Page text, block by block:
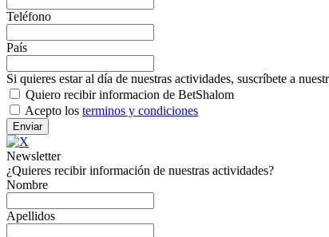
Teléfono
País
Si quieres estar al día de nuestras actividades, suscríbete a
Quiero recibir informacion de BetShalom
Acepto los terminos y condiciones
Newsletter
¿Quieres recibir información de nuestras actividades?
Nombre
Apellidos